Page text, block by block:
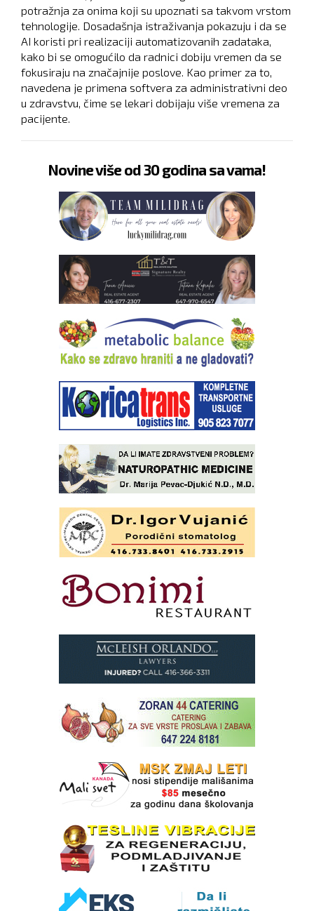
potražnja za onima koji su upoznati sa takvom vrstom
tehnologije. Dosadašnja istraživanja pokazuju i da se
AI koristi pri realizaciji automatizovanih zadataka,
kako bi se omogućilo da radnici dobiju vremen da se
fokusiraju na značajnije poslove. Kao primer za to,
navedena je primena softvera za administrativni deo
u zdravstvu, čime se lekari dobijaju više vremena za
pacijente.
Novine više od 30 godina sa vama!